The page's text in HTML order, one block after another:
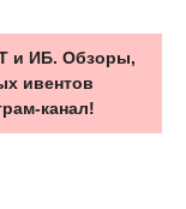
и ИБ. Обзоры,
ивентов
канал!